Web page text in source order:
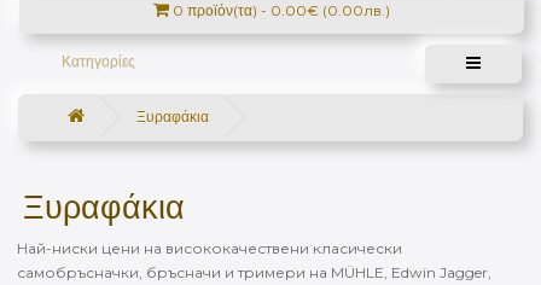
0 προϊόν(τα) - 0.00€ (0.00лв.)
Κατηγορίες
Ξυραφάκια
Ξυραφάκια
Най-ниски цени на висококачествени класически
самобръсначки, бръсначи и тримери на MÜHLE, Edwin Jagger,